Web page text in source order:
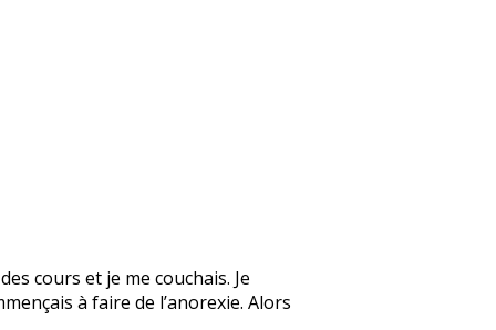
cours et je me couchais. Je
à faire de l’anorexie. Alors